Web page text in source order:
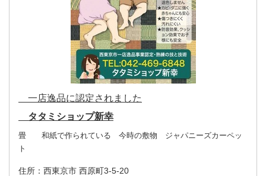
一店逸品に認定されました
タタミショップ新幸
畳 和紙で作られている 今時の敷物 ジャパニーズカーペッ
ト
住所： 西東京市 西原町3-5-20